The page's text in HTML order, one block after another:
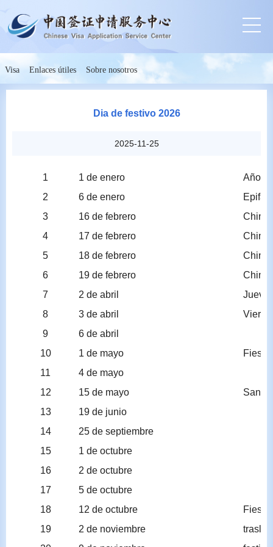
Visa Enlaces útiles Sobre nosotros
Dia de festivo 2026
2025-11-25
1 1 de enero
Año
2
6 de enero
3
16 de febrero
4
17 de febrero
5
18 de febrero
6
19 de febrero
7
2 de abril
8
3 de abril
9
6 de abril
10
1 de mayo
Fiesta
11
4 de mayo
12
15 de mayo
San
13
19 de junio
14
25 de septiembre
15
1 de octubre
16
2 de octubre
17
5 de octubre
18
12 de octubre
Fiesta
19
2 de noviembre